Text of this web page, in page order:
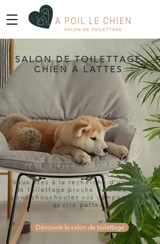
SALON DE TOILETTAGE
CHIEN A LATTES
Vous êtes à la recherche d’un salon
de toilettage proche de chez vous
pour chouchouter vos compagnons à
quatre pattes !
Découvrir le salon de toilettage